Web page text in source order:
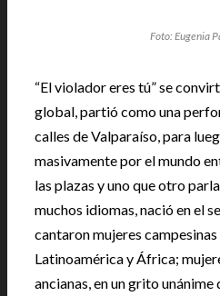
Foto: Eugenia
“El violador eres tú” se
global, partió como una
calles de Valparaíso, para
masivamente por el mundo
las plazas y uno que otro
muchos idiomas, nació en el
cantaron mujeres
Latinoamérica y África;
ancianas, en un grito